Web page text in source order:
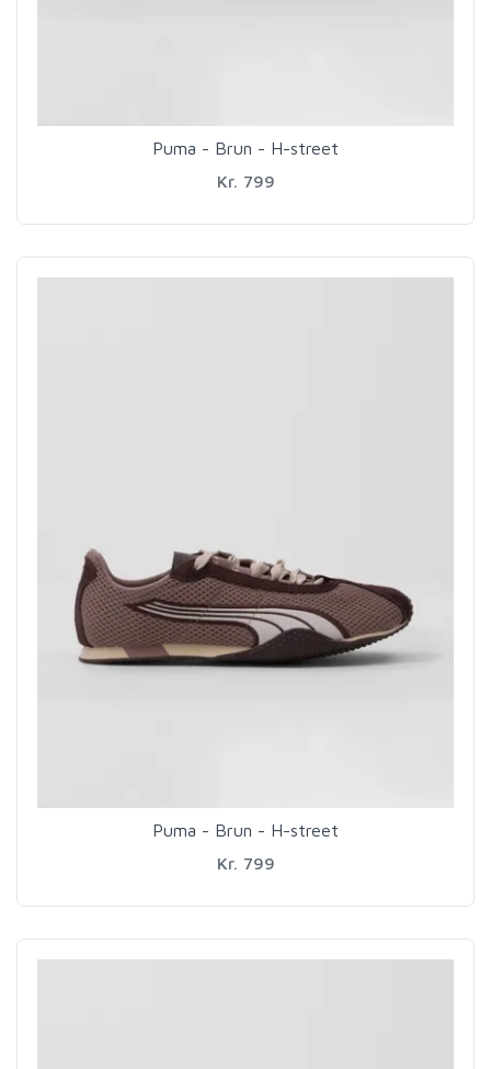
Puma - Brun - H-street
Kr. 799
Puma - Brun - H-street
Kr. 799